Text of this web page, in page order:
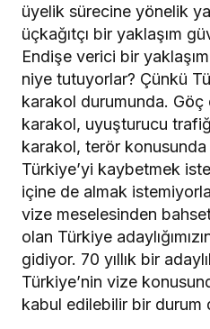
üyelik sürecine yönelik
üçkağıtçı bir yaklaşım
Endişe verici bir
niye tutuyorlar? Çünkü
karakol durumunda. Göç
karakol, uyuşturucu
karakol, terör
Türkiye’yi kaybetmek
içine de almak
vize meselesinden
olan Türkiye
gidiyor. 70 yıllık bir
Türkiye’nin vize
kabul edilebilir bir durum